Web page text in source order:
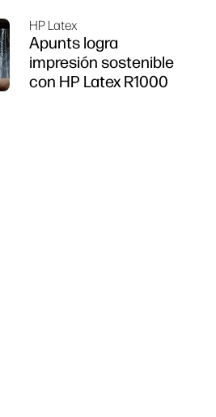
HP Latex
Apunts logra
impresión sostenible
con HP Latex R1000